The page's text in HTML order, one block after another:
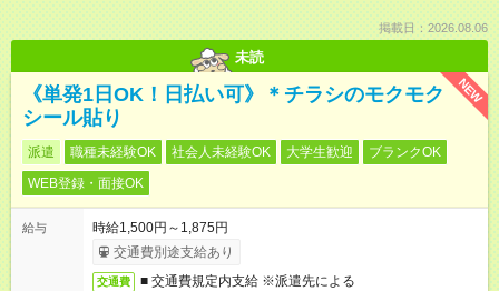
掲載日：2026.08.06
未読
NEW
《単発1日OK！日払い可》＊チラシのモクモク
シール貼り
派遣 職種未経験OK 社会人未経験OK 大学生歓迎
ブランクOK
WEB登録・面接OK
給与
時給1,500円～1,875円
交通費別途支給あり
交通費 ■ 交通費規定内支給 ※派遣先による